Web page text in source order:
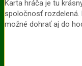
Karta hráča je tu
spoločnosť rozdelená.
možné dohrať aj do